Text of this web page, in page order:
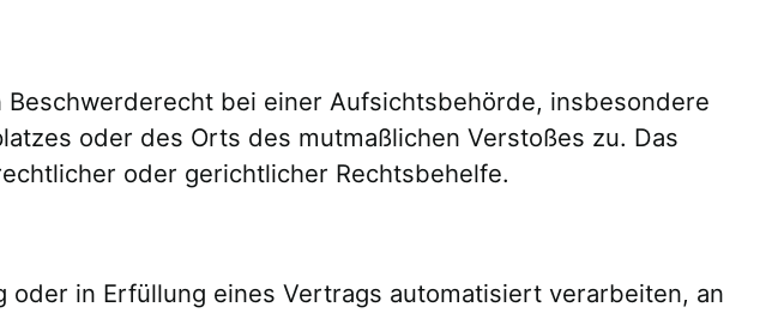
bei einer Aufsichtsbehörde, insbesondere
oder des Orts des mutmaßlichen Verstoßes zu. Das
oder gerichtlicher Rechtsbehelfe.
in Erfüllung eines Vertrags automatisiert verarbeiten, an